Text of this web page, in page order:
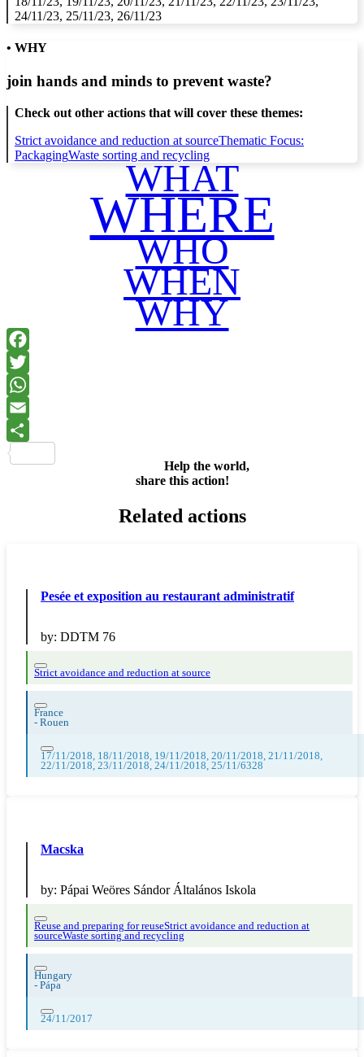
24/11/23, 25/11/23, 26/11/23
• WHY
join hands and minds to prevent waste?
Check out other actions that will cover these themes:
Strict avoidance and reduction at sourceThematic Focus:
PackagingWaste sorting and recycling
WHAT
WHERE
WHO
WHEN
WHY
Help the world,
share this action!
Related actions
Pesée et exposition au restaurant administratif
by: DDTM 76
Strict avoidance and reduction at source
France
- Rouen
17/11/2018, 18/11/2018, 19/11/2018, 20/11/2018, 21/11/2018,
22/11/2018, 23/11/2018, 24/11/2018, 25/11/6328
Macska
by: Pápai Weöres Sándor Általános Iskola
Reuse and preparing for reuseStrict avoidance and reduction at
sourceWaste sorting and recycling
Hungary
- Pápa
24/11/2017